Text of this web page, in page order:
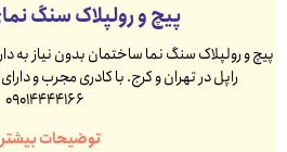
پیچ و رولپلاک سنگ
پیچ و رولپلاک سنگ نما ساختمان بدون نیاز به
راپل در تهران و کرج. با کادری مجرب و
09014444166
توضیحات